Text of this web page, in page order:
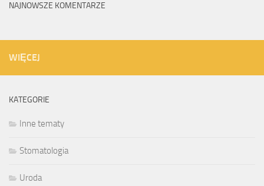
NAJNOWSZE KOMENTARZE
WIĘCEJ
KATEGORIE
Inne tematy
Stomatologia
Uroda